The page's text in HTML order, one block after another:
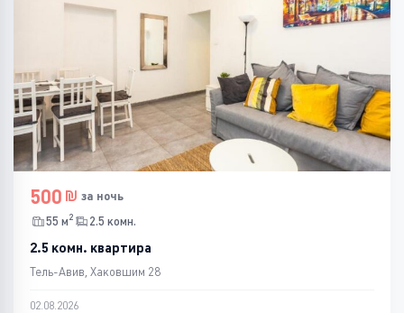
500
за ночь
55 м2 2.5 комн.
2.5 комн. квартира
Тель-Авив, Хаковшим 28
02.08.2026